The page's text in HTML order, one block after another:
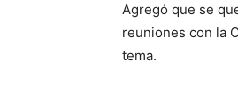
Agregó que se
reuniones con la
tema.